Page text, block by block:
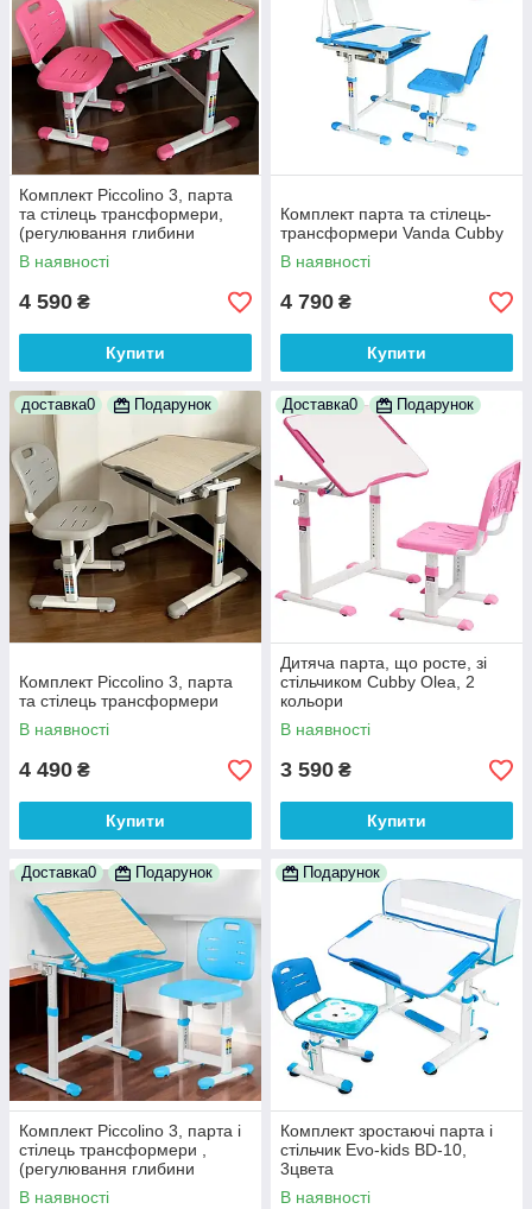
Комплект Piccolino 3, парта
та стілець трансформери,
(регулювання глибини
стільця) рожевий
В наявності
4 590 ₴
Купити
Комплект парта та стілець-
трансформери Vanda Cubby
В наявності
4 790 ₴
Купити
доставка0 Подарунок
Комплект Piccolino 3, парта
та стілець трансформери
В наявності
4 490 ₴
Купити
Доставка0 Подарунок
Дитяча парта, що росте, зі
стільчиком Cubby Olea, 2
кольори
В наявності
3 590 ₴
Купити
Доставка0 Подарунок
Комплект Piccolino 3, парта і
стілець трансформери ,
(регулювання глибини
стільця) 4 кольори
В наявності
Подарунок
Комплект зростаючі парта і
стільчик Evo-kids BD-10,
3цвета
В наявності